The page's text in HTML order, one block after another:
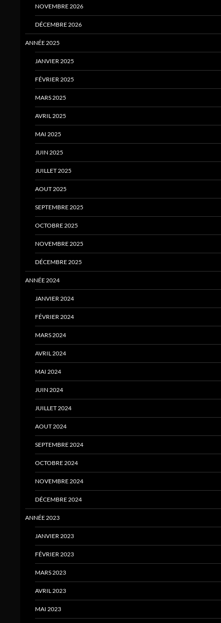
NOVEMBRE 2026
DÉCEMBRE 2026
ANNÉE 2025
JANVIER 2025
FÉVRIER 2025
MARS 2025
AVRIL 2025
MAI 2025
JUIN 2025
JUILLET 2025
AOUT 2025
SEPTEMBRE 2025
OCTOBRE 2025
NOVEMBRE 2025
DÉCEMBRE 2025
ANNÉE 2024
JANVIER 2024
FÉVRIER 2024
MARS 2024
AVRIL 2024
MAI 2024
JUIN 2024
JUILLET 2024
AOUT 2024
SEPTEMBRE 2024
OCTOBRE 2024
NOVEMBRE 2024
DÉCEMBRE 2024
ANNÉE 2023
JANVIER 2023
FÉVRIER 2023
MARS 2023
AVRIL 2023
MAI 2023